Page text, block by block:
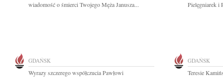
wiadomość o śmierci Twojego Męża Janusza...
Pielęgniarek i
GDAŃSK
Wyrazy szczerego współczucia Pawłowi
GDAŃSK
Teresie